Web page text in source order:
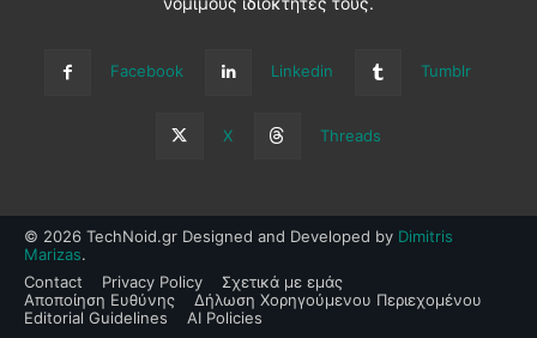
Facebook Linkedin Tumblr
X Threads
© 2026 TechNoid.gr Designed and Developed by Dimitris
Marizas.
Contact
Privacy Policy
Σχετικά με εμάς
Αποποίηση Ευθύνης
Δήλωση Χορηγούμενου Περιεχομένου
Editorial Guidelines
AI Policies